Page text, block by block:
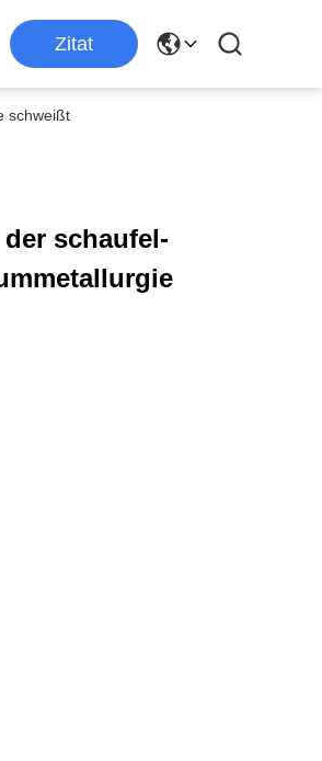
Zitat
schweißt
schaufel-